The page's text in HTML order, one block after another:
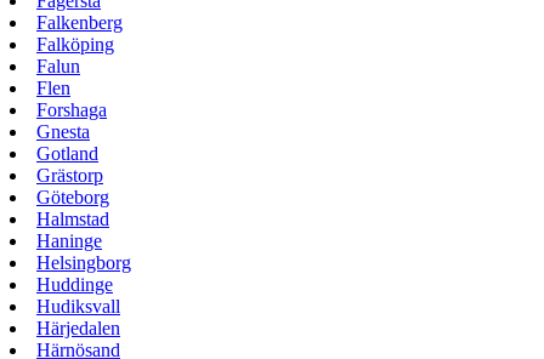
Falkenberg
Falköping
Falun
Flen
Forshaga
Gnesta
Gotland
Grästorp
Göteborg
Halmstad
Haninge
Helsingborg
Huddinge
Hudiksvall
Härjedalen
Härnösand